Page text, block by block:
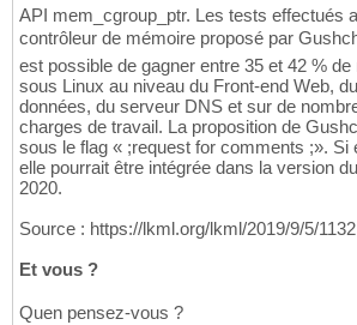
API mem_cgroup_ptr. Les tests effectués
contrôleur de mémoire proposé par
est possible de gagner entre 35 et 42 %
sous Linux au niveau du Front-end Web,
données, du serveur DNS et sur de
charges de travail. La proposition de
sous le flag « ;request for comments ;». Si
elle pourrait être intégrée dans la version
2020.
Source : https://lkml.org/lkml/2019/9/5/1132
Et vous ?
Quen pensez-vous ?